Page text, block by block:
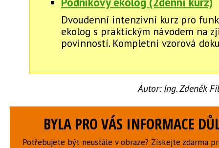
Dvoudenní intenzivní kurz pro
ekolog s praktickým návodem na
povinností. Kompletní vzorová
Autor: Ing. Zdeněk
BYLA PRO VÁS INFORMACE
Potřebujete být neustále v obraze? Získejte zdarma